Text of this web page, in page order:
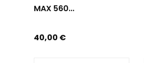
MAX 560...
Prix
40,00 €